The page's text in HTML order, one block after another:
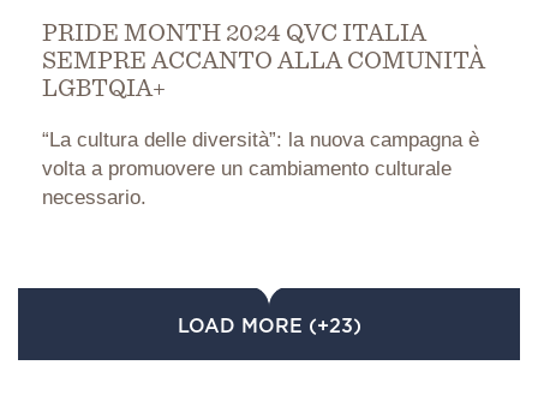
PRIDE MONTH 2024 QVC ITALIA
SEMPRE ACCANTO ALLA COMUNITÀ
LGBTQIA+
“La cultura delle diversità”: la nuova campagna è
volta a promuovere un cambiamento culturale
necessario.
LOAD MORE (+23)